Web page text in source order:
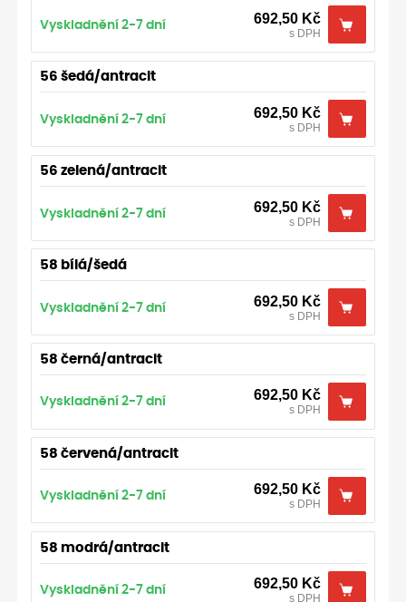
Vyskladnění 2-7 dní 692,50 Kč
s DPH
56 šedá/antracit
Vyskladnění 2-7 dní 692,50 Kč
s DPH
56 zelená/antracit
Vyskladnění 2-7 dní 692,50 Kč
s DPH
58 bílá/šedá
Vyskladnění 2-7 dní 692,50 Kč
s DPH
58 černá/antracit
Vyskladnění 2-7 dní 692,50 Kč
s DPH
58 červená/antracit
Vyskladnění 2-7 dní 692,50 Kč
s DPH
58 modrá/antracit
Vyskladnění 2-7 dní 692,50 Kč
s DPH